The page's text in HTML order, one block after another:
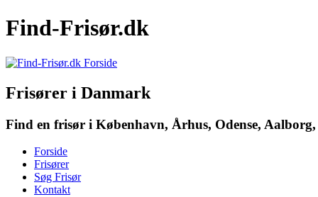
Find-Frisør.dk
Frisører i Danmark
Find en frisør i København, Århus, Odense,
Forside
Frisører
Søg Frisør
Kontakt